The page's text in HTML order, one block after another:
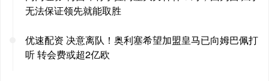
无法保证领先就能取胜
优速配资 决意离队！奥利塞希望加盟皇马已向姆巴佩打
听 转会费或超2亿欧